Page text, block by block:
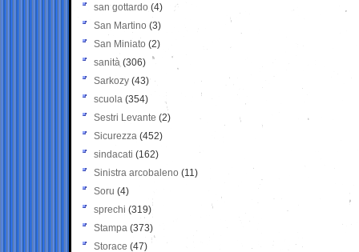
san gottardo (4)
San Martino (3)
San Miniato (2)
sanità (306)
Sarkozy (43)
scuola (354)
Sestri Levante (2)
Sicurezza (452)
sindacati (162)
Sinistra arcobaleno (11)
Soru (4)
sprechi (319)
Stampa (373)
Storace (47)